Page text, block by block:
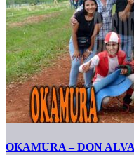
OKAMURA – DON